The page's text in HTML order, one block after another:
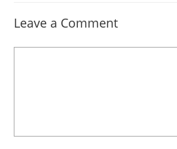
Leave a Comment